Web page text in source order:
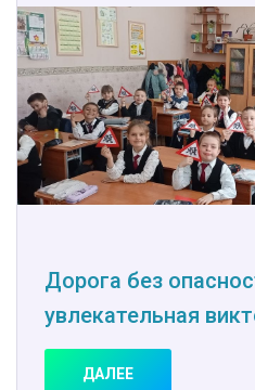
Дорога без
увлекательная
ДАЛЕЕ